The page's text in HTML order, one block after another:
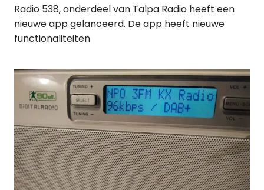
Radio 538, onderdeel van Talpa Radio heeft een
nieuwe app gelanceerd. De app heeft nieuwe
functionaliteiten